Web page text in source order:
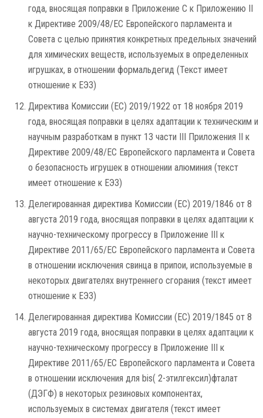
года, вносящая поправки в Приложение C к Приложению II
к Директиве 2009/48/EC Европейского парламента и
Совета с целью принятия конкретных предельных значений
для химических веществ, используемых в определенных
игрушках, в отношении формальдегид (Текст имеет
отношение к ЕЭЗ)
Директива Комиссии (ЕС) 2019/1922 от 18 ноября 2019
года, вносящая поправки в целях адаптации к техническим и
научным разработкам в пункт 13 части III Приложения II к
Директиве 2009/48/EC Европейского парламента и Совета
о безопасность игрушек в отношении алюминия (текст
имеет отношение к ЕЭЗ)
Делегированная директива Комиссии (ЕС) 2019/1846 от 8
августа 2019 года, вносящая поправки в целях адаптации к
научно-техническому прогрессу в Приложение III к
Директиве 2011/65/ЕС Европейского парламента и Совета
в отношении исключения свинца в припои, используемые в
некоторых двигателях внутреннего сгорания (текст имеет
отношение к ЕЭЗ)
Делегированная директива Комиссии (ЕС) 2019/1845 от 8
августа 2019 года, вносящая поправки в целях адаптации к
научно-техническому прогрессу в Приложение III к
Директиве 2011/65/ЕС Европейского парламента и Совета
в отношении исключения для bis( 2-этилгексил)фталат
(ДЭГФ) в некоторых резиновых компонентах,
используемых в системах двигателя (текст имеет